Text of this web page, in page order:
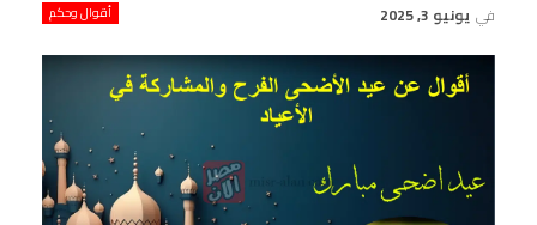
أقوال وحكم في يونيو 3, 2025